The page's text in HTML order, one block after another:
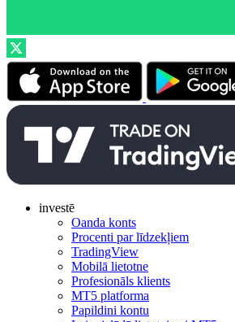
investē
Oanda konts
Procenti par līdzekļiem
TradingView
Mobilā lietotne
Profesionāls klients
MT5 platforma
Papildini kontu